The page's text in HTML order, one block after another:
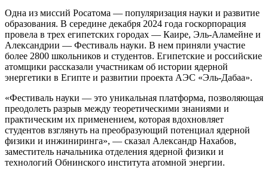
Одна из миссий Росатома — популяризация науки и развитие
образования. В середине декабря 2024 года госкорпорация
провела в трех египетских городах — Каире, Эль-Аламейне и
Александрии — Фестиваль науки. В нем приняли участие
более 2800 школьников и студентов. Египетские и российские
атомщики рассказали участникам об истории ядерной
энергетики в Египте и развитии проекта АЭС «Эль-Дабаа».
«Фестиваль науки — это уникальная платформа, позволяющая
преодолеть разрыв между теоретическими знаниями и
практическим их применением, которая вдохновляет
студентов взглянуть на преобразующий потенциал ядерной
физики и инжиниринга», — сказал Александр Нахабов,
заместитель начальника отделения ядерной физики и
технологий Обнинского института атомной энергии.